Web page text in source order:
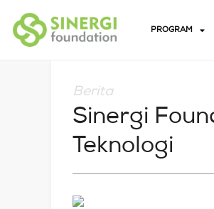
PROGRAM
Berita
Sinergi
Teknologi